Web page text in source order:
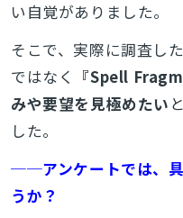
い自覚がありました。
そこで、実際に調査し
ではなく
『Spell
みや要望を見極めたい
した。
──アンケートでは、具
うか？